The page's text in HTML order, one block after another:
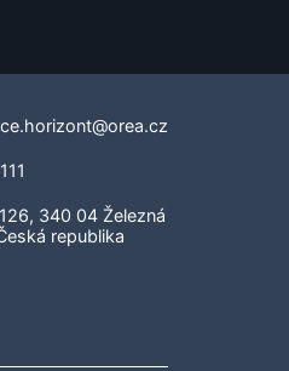
340 04 Železná
republika